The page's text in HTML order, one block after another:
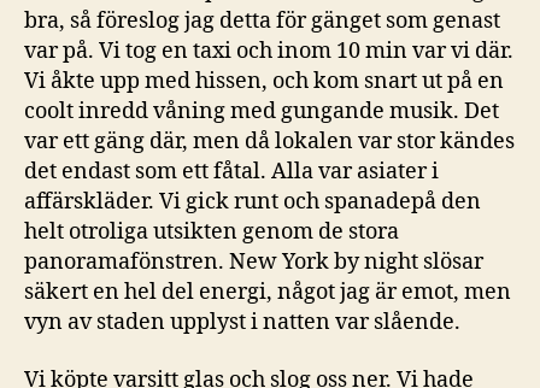
bra, så föreslog jag detta för gänget som genast
var på. Vi tog en taxi och inom 10 min var vi där.
Vi åkte upp med hissen, och kom snart ut på en
coolt inredd våning med gungande musik. Det
var ett gäng där, men då lokalen var stor kändes
det endast som ett fåtal. Alla var asiater i
affärskläder. Vi gick runt och spanadepå den
helt otroliga utsikten genom de stora
panoramafönstren. New York by night slösar
säkert en hel del energi, något jag är emot, men
vyn av staden upplyst i natten var slående.
Vi köpte varsitt glas och slog oss ner. Vi hade